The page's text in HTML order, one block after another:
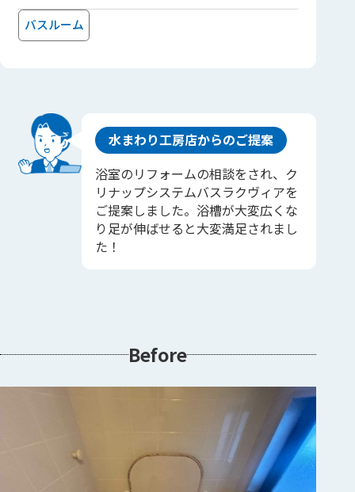
バスルーム
水まわり工房店からのご提案
浴室のリフォームの相談をされ、ク
リナップシステムバスラクヴィアを
ご提案しました。浴槽が大変広くな
り足が伸ばせると大変満足されまし
た！
Before